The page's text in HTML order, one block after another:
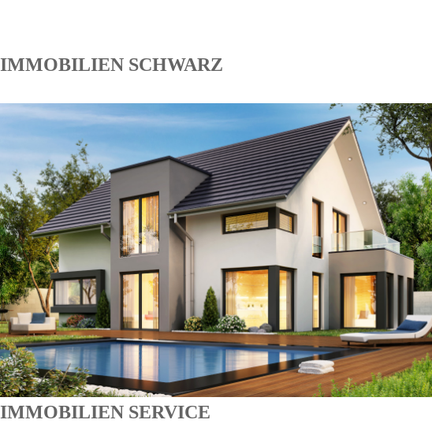
IMMOBILIEN SCHWARZ
IMMOBILIEN SERVICE